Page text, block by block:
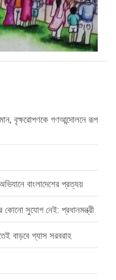
বৃক্ষরোপণকে গণআন্দোলনে রূপ
বাংলাদেশের প্রত্যয়
কোনো সুযোগ নেই: প্রধানমন্ত্রী
বাড়বে গ্যাস সরবরাহ